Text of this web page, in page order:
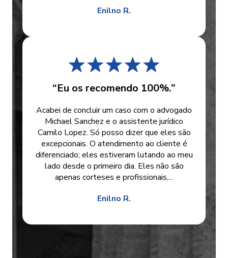
Enilno R.
“Eu os recomendo 100%.”
Acabei de concluir um caso com o advogado
Michael Sanchez e o assistente jurídico
Camilo Lopez. Só posso dizer que eles são
excepcionais. O atendimento ao cliente é
diferenciado; eles estiveram lutando ao meu
lado desde o primeiro dia. Eles não são
apenas corteses e profissionais,...
Enilno R.